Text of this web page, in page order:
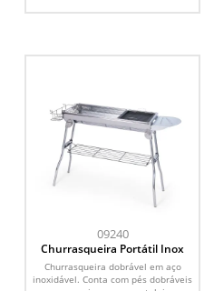
09240
Churrasqueira Portátil Inox
Churrasqueira dobrável em aço
inoxidável. Conta com pés dobráveis